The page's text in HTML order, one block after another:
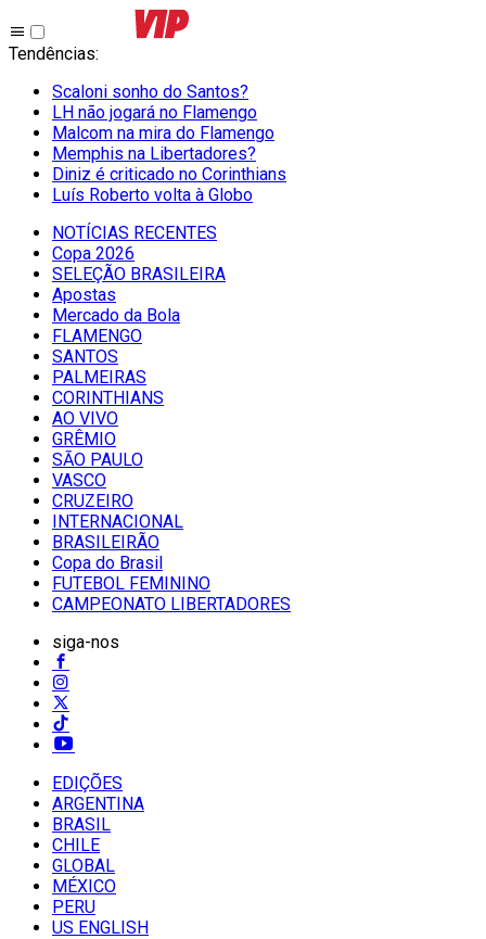
Tendências:
Scaloni sonho do Santos?
LH não jogará no Flamengo
Malcom na mira do Flamengo
Memphis na Libertadores?
Diniz é criticado no Corinthians
Luís Roberto volta à Globo
NOTÍCIAS RECENTES
Copa 2026
SELEÇÃO BRASILEIRA
Apostas
Mercado da Bola
FLAMENGO
SANTOS
PALMEIRAS
CORINTHIANS
AO VIVO
GRÊMIO
SĀO PAULO
VASCO
CRUZEIRO
INTERNACIONAL
BRASILEIRÃO
Copa do Brasil
FUTEBOL FEMININO
CAMPEONATO LIBERTADORES
siga-nos
EDIÇÕES
ARGENTINA
BRASIL
CHILE
GLOBAL
MÉXICO
PERU
US ENGLISH